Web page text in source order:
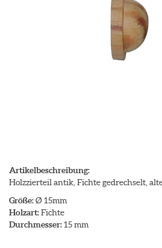
Artikelbeschreibung:
Holzzierteil antik, Fichte gedrechselt,
Größe:Ø 15mm
Holzart:Fichte
Durchmesser:15 mm